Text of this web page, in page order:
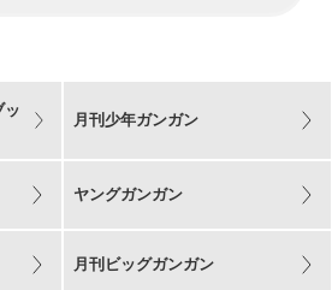
ッ
月刊少年ガンガン
ヤングガンガン
月刊ビッグガンガン